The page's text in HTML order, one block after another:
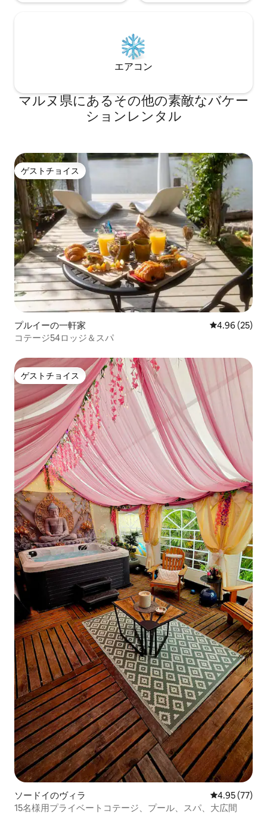
エアコン
マルヌ県にあるその他の素敵なバケー
ションレンタル
ゲストチョイス
ゲストチョイス
プルイーの一軒家 レビュー25
4.96 (25)
コテージ54ロッジ＆スパ
ゲストチョイス
ゲストチョイス
ソードイのヴィラ レビュー77
4.95 (77)
15名様用プライベートコテージ、プール、スパ、大広間